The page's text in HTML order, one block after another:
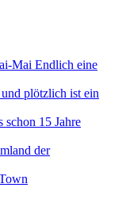
Mai Endlich eine
und plötzlich ist ein
schon 15 Jahre
der